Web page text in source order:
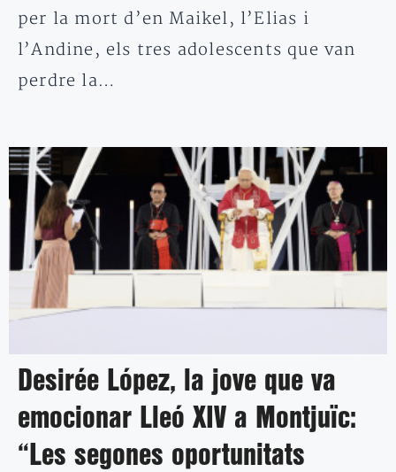
per la mort d’en Maikel, l’Elias i
l’Andine, els tres adolescents que van
perdre la…
Desirée López, la jove que va
emocionar Lleó XIV a Montjuïc:
“Les segones oportunitats